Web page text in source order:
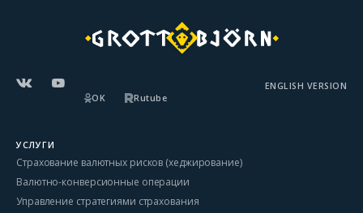
OK Rutube
ENGLISH VERSION
УСЛУГИ
Страхование валютных рисков (хеджирование)
Валютно-конверсионные операции
Управление стратегиями страхования